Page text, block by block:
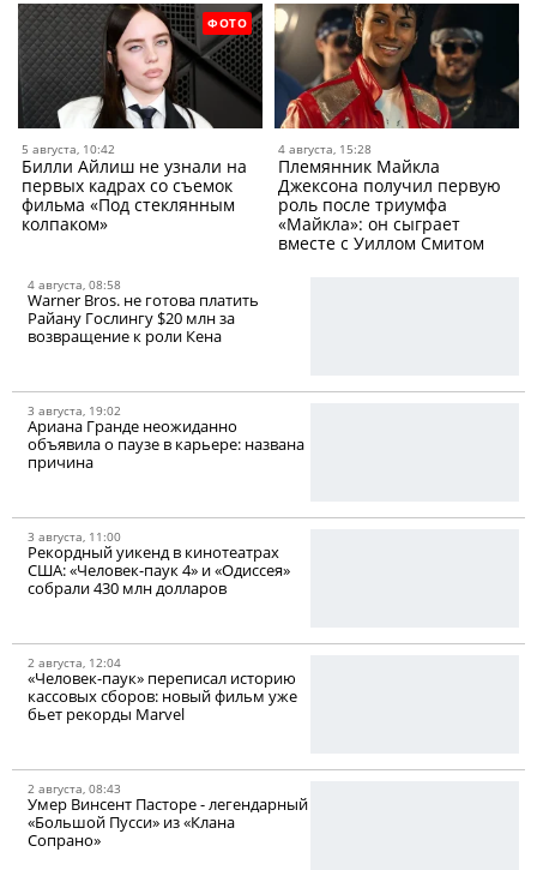
ФОТО
5 августа, 10:42
Билли Айлиш не узнали на
первых кадрах со съемок
фильма «Под стеклянным
колпаком»
4 августа, 15:28
Племянник Майкла
Джексона получил первую
роль после триумфа
«Майкла»: он сыграет
вместе с Уиллом Смитом
4 августа, 08:58
Warner Bros. не готова платить
Райану Гослингу $20 млн за
возвращение к роли Кена
3 августа, 19:02
Ариана Гранде неожиданно
объявила о паузе в карьере: названа
причина
3 августа, 11:00
Рекордный уикенд в кинотеатрах
США: «Человек-паук 4» и «Одиссея»
собрали 430 млн долларов
2 августа, 12:04
«Человек-паук» переписал историю
кассовых сборов: новый фильм уже
бьет рекорды Marvel
2 августа, 08:43
Умер Винсент Пасторе - легендарный
«Большой Пусси» из «Клана
Сопрано»